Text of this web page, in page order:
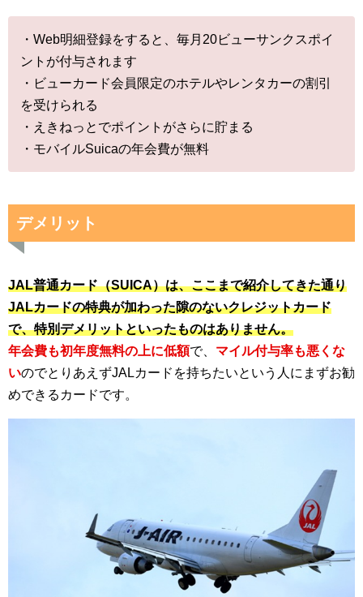
・Web明細登録をすると、毎月20ビューサンクスポイ
ントが付与されます
・ビューカード会員限定のホテルやレンタカーの割引
を受けられる
・えきねっとでポイントがさらに貯まる
・モバイルSuicaの年会費が無料
デメリット
JAL普通カード（SUICA）は、ここまで紹介してきた通り
JALカードの特典が加わった隙のないクレジットカード
で、特別デメリットといったものはありません。
年会費も初年度無料の上に低額で、 マイル付与率も悪くな
いのでとりあえずJALカードを持ちたいという人にまずお勧
めできるカードです。